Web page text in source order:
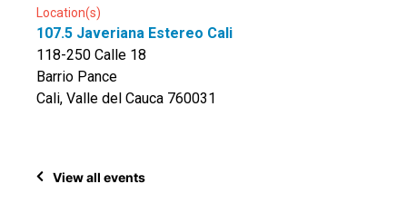
Location(s)
107.5 Javeriana Estereo Cali
118-250 Calle 18
Barrio Pance
Cali, Valle del Cauca 760031
View all events